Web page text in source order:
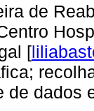
de
[
de dados